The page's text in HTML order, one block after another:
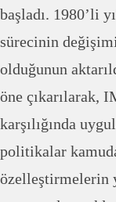
başladı. 1980’li
sürecinin
olduğunun
öne çıkarılarak,
karşılığında
politikalar
özelleştirmelerin